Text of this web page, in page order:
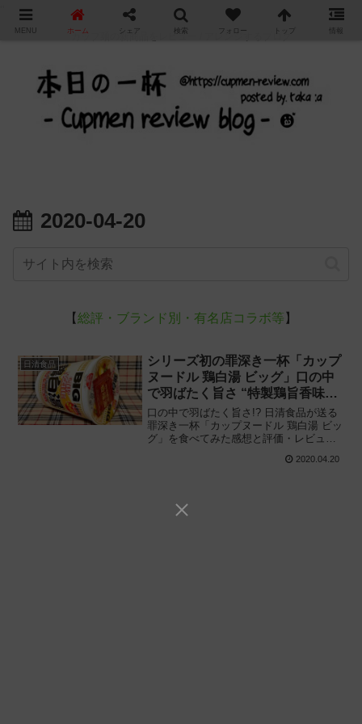
カップ麺の新商品をレビュー / アレンジするブログ
2020-04-20
【総評・ブランド別・有名店コラボ等 】
日清食品
シリーズ初の罪深き一杯「カップ
ヌードル 鶏白湯 ビッグ」口の中
で羽ばたく旨さ “特製鶏旨香味
油” で鶏の旨味こってり!!
口の中で羽ばたく旨さ!? 日清食品が送る
罪深き一杯「カップヌードル 鶏白湯 ビッ
グ」を食べてみた感想と評価・レビュー
ンク上の鶏白湯に進化するシリーズ初の
2020.04.20
MENU ホーム シェア 検索 フォロー トップ 情報